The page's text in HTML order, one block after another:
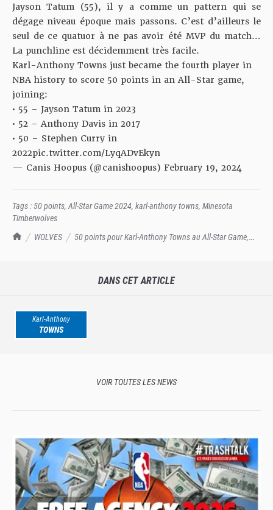
TrashTalk Actu NBA
WOLVES
50 points pour Karl-Anthony Towns au All-Star Game,
Jayson Tatum (55), il y a comme un pattern qui se
dégage niveau époque mais passons. C’est d’ailleurs le
seul de ce quatuor à ne pas avoir été MVP du match…
La punchline est décidemment très facile.
Karl-Anthony Towns just became the fourth player in
NBA history to score 50 points in an All-Star game,
joining:
• 55 – Jayson Tatum in 2023
• 52 – Anthony Davis in 2017
• 50 – Stephen Curry in
2022pic.twitter.com/LyqADvEkyn
— Canis Hoopus (@canishoopus) February 19, 2024
Tags :50 points,All-Star Game 2024, karl-anthony towns, Minesota
Timberwolves
DANS CET ARTICLE
Karl-Anthony
TOWNS
VOIR TOUTES LES NEWS